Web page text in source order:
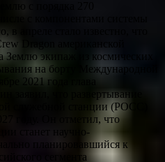
в апреле стало известно, что
Dragon американской
Землю экипаж из космических
на борту Международной
2021 года глава
заявил, что развертывание
служебной станции (РОСС)
году. Он отметил, что
станет научно-
планировавшийся к
сегмента